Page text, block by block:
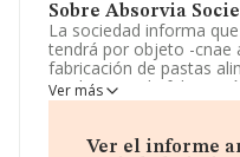
Sobre Absorvia
La sociedad informa
tendrá por objeto -cnae
fabricación de pastas
similares-: 1. la
cuscús y productos
consultoría d. La
Ver más
Ver el informe